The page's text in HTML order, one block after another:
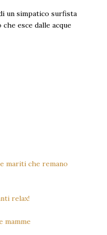
un simpatico surfista
esce dalle acque
mariti che remano
relax!
mamme